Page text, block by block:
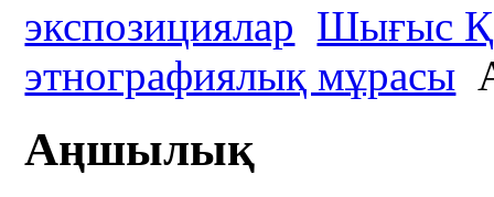
экспозициялар Шығыс
этнографиялық мұрасы
Аңшылық